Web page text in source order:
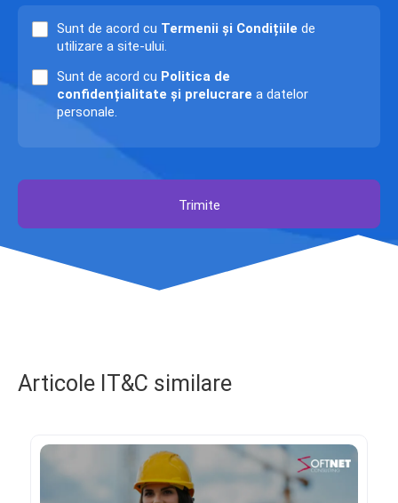
Sunt de acord cu Termenii și Condițiile de
utilizare a site-ului.
Sunt de acord cu Politica de
confidențialitate și prelucrare a datelor
personale.
Trimite
Articole IT&C similare